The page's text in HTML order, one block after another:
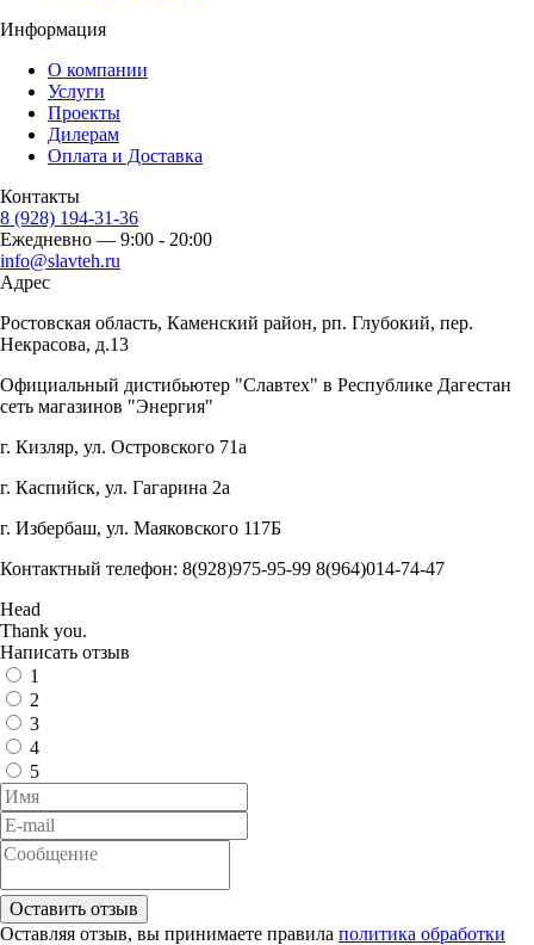
Информация
О компании
Услуги
Проекты
Дилерам
Оплата и Доставка
Контакты
8 (928) 194-31-36
Ежедневно — 9:00 - 20:00
info@slavteh.ru
Адрес
Ростовская область, Каменский район, рп. Глубокий, пер.
Некрасова, д.13
Официальный дистибьютер "Славтех" в Республике Дагестан
сеть магазинов "Энергия"
г. Кизляр, ул. Островского 71а
г. Каспийск, ул. Гагарина 2а
г. Избербаш, ул. Маяковского 117Б
Контактный телефон: 8(928)975-95-99 8(964)014-74-47
Head
Thank you.
Написать отзыв
1
2
3
4
5
Оставляя отзыв, вы принимаете правила политика обработки